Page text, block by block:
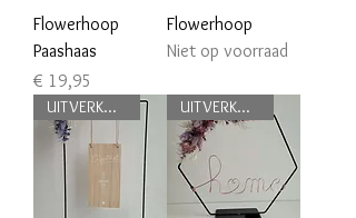
Flowerhoop
Paashaas
Prijs
€ 19,95
Flowerhoop
Niet op voorraad
UITVERKOOP UITVERKOOP